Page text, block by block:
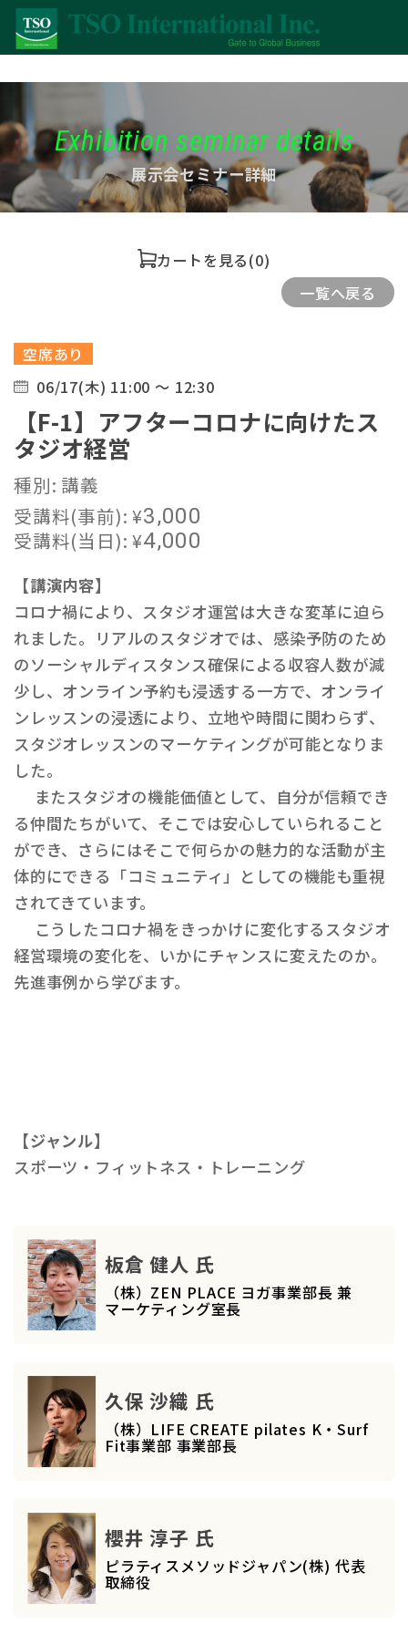
Exhibition seminar details
展示会セミナー詳細
カートを見る(0)
一覧へ戻る
空席あり
06/17(木) 11:00 ～ 12:30
【F-1】アフターコロナに向けたス
タジオ経営
種別: 講義
受講料(事前):¥3,000
受講料(当日):¥4,000
【講演内容】
コロナ禍により、スタジオ運営は大きな変革に迫ら
れました。リアルのスタジオでは、感染予防のため
のソーシャルディスタンス確保による収容人数が減
少し、オンライン予約も浸透する一方で、オンライ
ンレッスンの浸透により、立地や時間に関わらず、
スタジオレッスンのマーケティングが可能となりま
した。
またスタジオの機能価値として、自分が信頼でき
る仲間たちがいて、そこでは安心していられること
ができ、さらにはそこで何らかの魅力的な活動が主
体的にできる「コミュニティ」としての機能も重視
されてきています。
こうしたコロナ禍をきっかけに変化するスタジオ
経営環境の変化を、いかにチャンスに変えたのか。
先進事例から学びます。
【ジャンル】
スポーツ・フィットネス・トレーニング
板倉 健人 氏
（株）ZEN PLACE ヨガ事業部長 兼
マーケティング室長
久保 沙織 氏
（株）LIFE CREATE pilates K・Surf
Fit事業部 事業部長
櫻井 淳子 氏
ピラティスメソッドジャパン(株) 代表
取締役